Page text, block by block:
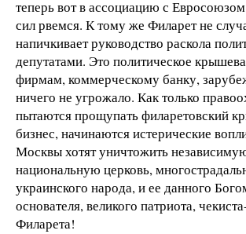
теперь вот в ассоциацию с
сил рвемся. К тому же Филарет не
напичкивает руководство раскола
депутатами. Это политическое
фирмам, коммерческому банку,
ничего не угрожало. Как только
пытаются прощупать филаретовский
бизнес, начинаются истерические
Москвы хотят уничтожить
национальную церковь,
украинского народа, и ее данного
основателя, великого патриота,
Филарета!